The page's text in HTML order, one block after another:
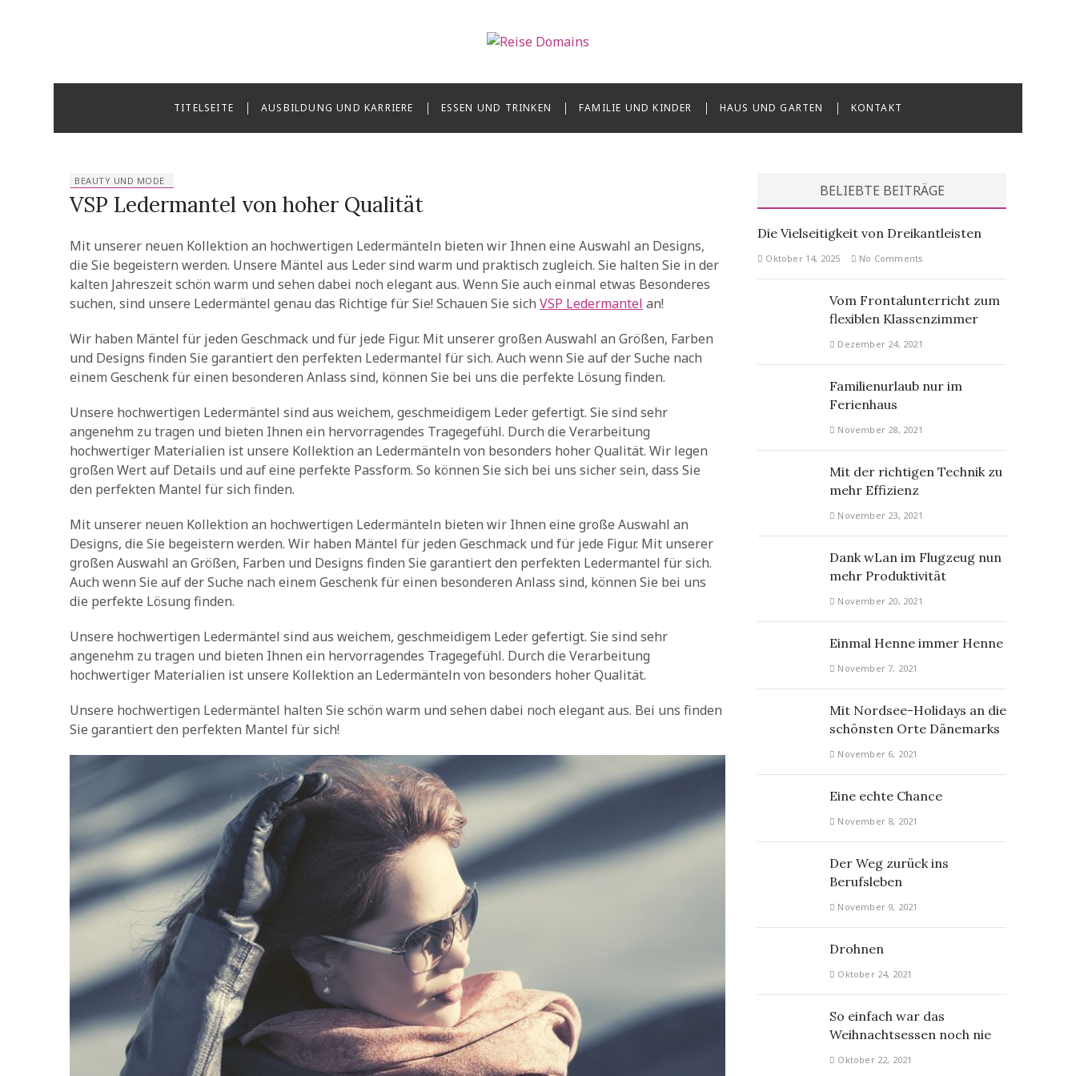
TITELSEITE AUSBILDUNG UND KARRIERE ESSEN UND TRINKEN FAMILIE UND KINDER HAUS UND GARTEN KONTAKT
BEAUTY UND MODE
VSP Ledermantel von hoher Qualität
Mit unserer neuen Kollektion an hochwertigen Ledermänteln bieten wir Ihnen eine Auswahl an Designs,
die Sie begeistern werden. Unsere Mäntel aus Leder sind warm und praktisch zugleich. Sie halten Sie in der
kalten Jahreszeit schön warm und sehen dabei noch elegant aus. Wenn Sie auch einmal etwas Besonderes
suchen, sind unsere Ledermäntel genau das Richtige für Sie! Schauen Sie sich VSP Ledermantel an!
Wir haben Mäntel für jeden Geschmack und für jede Figur. Mit unserer großen Auswahl an Größen, Farben
und Designs finden Sie garantiert den perfekten Ledermantel für sich. Auch wenn Sie auf der Suche nach
einem Geschenk für einen besonderen Anlass sind, können Sie bei uns die perfekte Lösung finden.
Unsere hochwertigen Ledermäntel sind aus weichem, geschmeidigem Leder gefertigt. Sie sind sehr
angenehm zu tragen und bieten Ihnen ein hervorragendes Tragegefühl. Durch die Verarbeitung
hochwertiger Materialien ist unsere Kollektion an Ledermänteln von besonders hoher Qualität. Wir legen
großen Wert auf Details und auf eine perfekte Passform. So können Sie sich bei uns sicher sein, dass Sie
den perfekten Mantel für sich finden.
Mit unserer neuen Kollektion an hochwertigen Ledermänteln bieten wir Ihnen eine große Auswahl an
Designs, die Sie begeistern werden. Wir haben Mäntel für jeden Geschmack und für jede Figur. Mit unserer
großen Auswahl an Größen, Farben und Designs finden Sie garantiert den perfekten Ledermantel für sich.
Auch wenn Sie auf der Suche nach einem Geschenk für einen besonderen Anlass sind, können Sie bei uns
die perfekte Lösung finden.
Unsere hochwertigen Ledermäntel sind aus weichem, geschmeidigem Leder gefertigt. Sie sind sehr
angenehm zu tragen und bieten Ihnen ein hervorragendes Tragegefühl. Durch die Verarbeitung
hochwertiger Materialien ist unsere Kollektion an Ledermänteln von besonders hoher Qualität.
Unsere hochwertigen Ledermäntel halten Sie schön warm und sehen dabei noch elegant aus. Bei uns finden
Sie garantiert den perfekten Mantel für sich!
BELIEBTE BEITRÄGE
Die Vielseitigkeit von Dreikantleisten
Oktober 14, 2025 No Comments
Vom Frontalunterricht zum
flexiblen Klassenzimmer
Dezember 24, 2021
Familienurlaub nur im
Ferienhaus
November 28, 2021
Mit der richtigen Technik zu
mehr Effizienz
November 23, 2021
Dank wLan im Flugzeug nun
mehr Produktivität
November 20, 2021
Einmal Henne immer Henne
November 7, 2021
Mit Nordsee-Holidays an die
schönsten Orte Dänemarks
November 6, 2021
Eine echte Chance
November 8, 2021
Der Weg zurück ins
Berufsleben
November 9, 2021
Drohnen
Oktober 24, 2021
So einfach war das
Weihnachtsessen noch nie
Oktober 22, 2021